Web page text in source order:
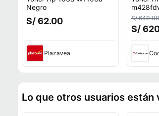
Negro
S/ 62.00
Plazavea
S/ 640.00
S/
Lo que otros usuarios